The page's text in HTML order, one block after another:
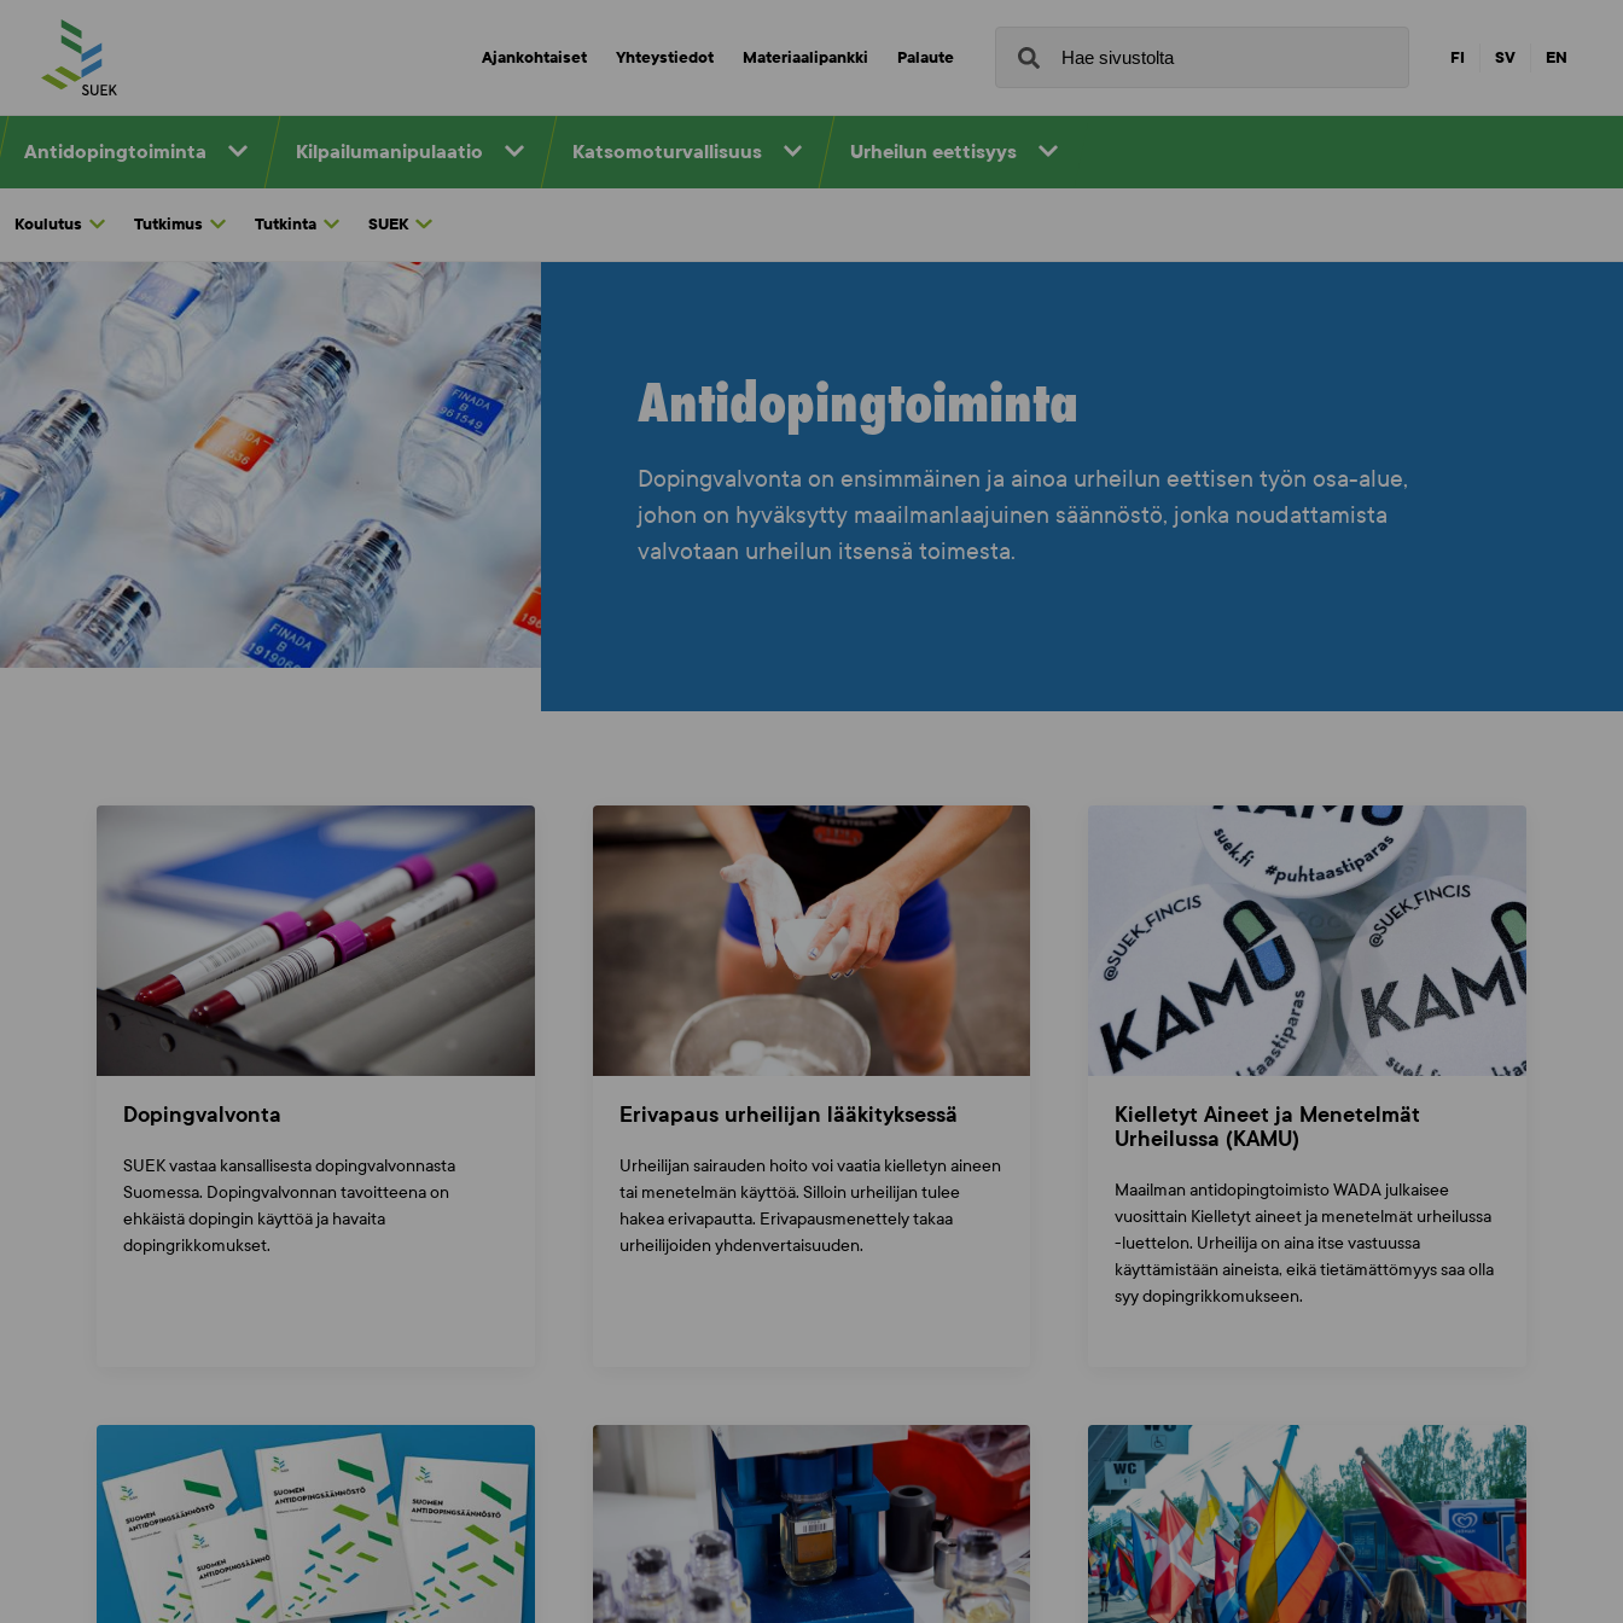
content
Ajankohtaiset Yhteystiedot Materiaalipankki Palaute FI SV EN
Antidopingtoiminta Kilpailumanipulaatio Katsomoturvallisuus Urheilun eettisyys
Koulutus Tutkimus Tutkinta SUEK
Antidopingtoiminta
Dopingvalvonta on ensimmäinen ja ainoa urheilun eettisen työn osa-alue,
johon on hyväksytty maailmanlaajuinen säännöstö, jonka noudattamista
valvotaan urheilun itsensä toimesta.
Dopingvalvonta
SUEK vastaa kansallisesta dopingvalvonnasta
Suomessa. Dopingvalvonnan tavoitteena on
ehkäistä dopingin käyttöä ja havaita
dopingrikkomukset.
Erivapaus urheilijan lääkityksessä
Urheilijan sairauden hoito voi vaatia kielletyn aineen
tai menetelmän käyttöä. Silloin urheilijan tulee
hakea erivapautta. Erivapausmenettely takaa
urheilijoiden yhdenvertaisuuden.
Kielletyt Aineet ja Menetelmät
Urheilussa (KAMU)
Maailman antidopingtoimisto WADA julkaisee
vuosittain Kielletyt aineet ja menetelmät urheilussa
-luettelon. Urheilija on aina itse vastuussa
käyttämistään aineista, eikä tietämättömyys saa olla
syy dopingrikkomukseen.